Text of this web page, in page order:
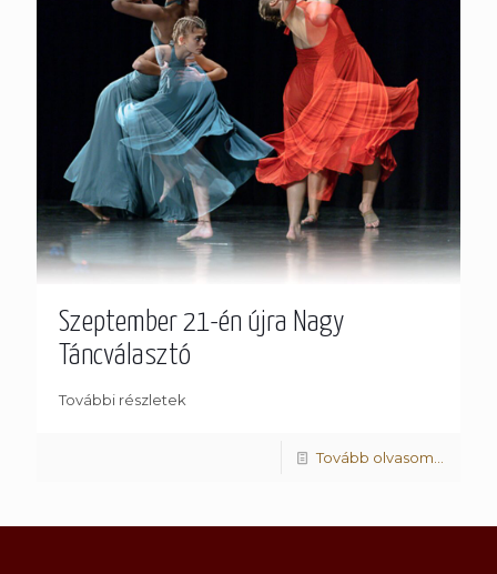
Szeptember 21-én újra Nagy
Táncválasztó
További részletek
Tovább olvasom...